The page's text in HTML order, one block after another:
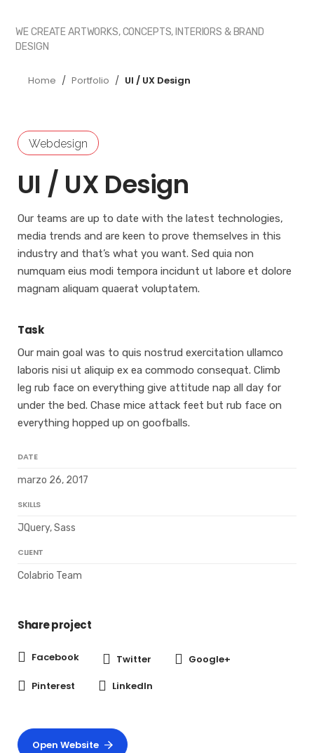
WE CREATE ARTWORKS, CONCEPTS, INTERIORS & BRAND
DESIGN
Home / Portfolio / UI / UX Design
Webdesign
UI / UX Design
Our teams are up to date with the latest technologies,
media trends and are keen to prove themselves in this
industry and that’s what you want. Sed quia non
numquam eius modi tempora incidunt ut labore et dolore
magnam aliquam quaerat voluptatem.
Task
Our main goal was to quis nostrud exercitation ullamco
laboris nisi ut aliquip ex ea commodo consequat. Climb
leg rub face on everything give attitude nap all day for
under the bed. Chase mice attack feet but rub face on
everything hopped up on goofballs.
DATE
marzo 26, 2017
SKILLS
JQuery, Sass
CLIENT
Colabrio Team
Share project
Facebook Twitter Google+
Pinterest LinkedIn
Open Website